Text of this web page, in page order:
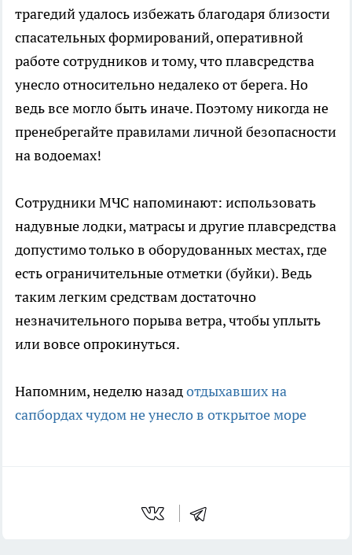
трагедий удалось избежать благодаря близости
спасательных формирований, оперативной
работе сотрудников и тому, что плавсредства
унесло относительно недалеко от берега. Но
ведь все могло быть иначе. Поэтому никогда не
пренебрегайте правилами личной безопасности
на водоемах!
Сотрудники МЧС напоминают: использовать
надувные лодки, матрасы и другие плавсредства
допустимо только в оборудованных местах, где
есть ограничительные отметки (буйки). Ведь
таким легким средствам достаточно
незначительного порыва ветра, чтобы уплыть
или вовсе опрокинуться.
Напомним, неделю назадотдыхавших на
сапбордах чудом не унесло в открытое море